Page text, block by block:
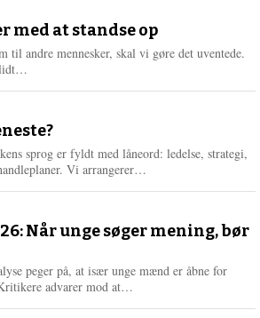
e
e
med at standse op
til andre mennesker, skal vi gøre det uventede.
lidt…
e
e
sprog er fyldt med låneord: ledelse, strategi,
Vi arrangerer…
e
Når unge søger mening, bør
peger på, at især unge mænd er åbne for
advarer mod at…